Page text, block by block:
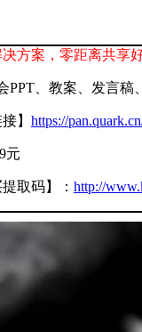
方案，零距离共享
PPT、教案、发言
】 https://
元
取码】： http://